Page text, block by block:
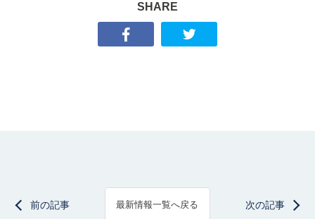
SHARE
前の記事 最新情報一覧へ戻る 次の記事